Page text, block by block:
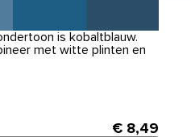
is kobaltblauw.
met witte plinten en
€ 8,49